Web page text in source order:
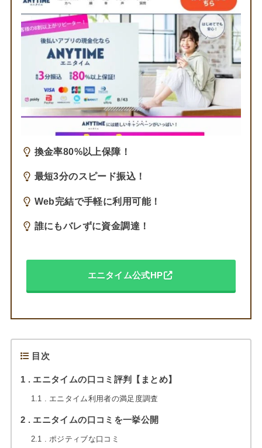
換金率80%以上保障！
最短3分のスピード振込！
Web完結で手軽に利用可能！
誰にもバレずに資金調達！
エニタイム公式HP
目次
1 エニタイムの口コミ評判【まとめ】
1.1 エニタイム利用者の満足度調査
2 エニタイムの口コミを一挙公開
2.1
ポジティブな口コミ